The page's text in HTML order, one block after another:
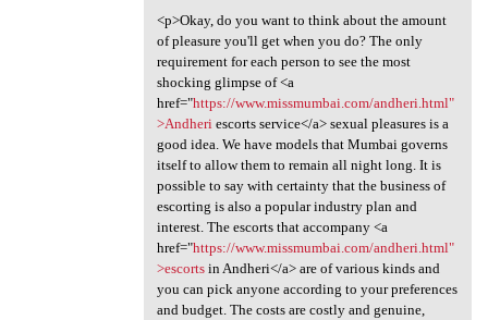
<p>Okay, do you want to think about the amount
of pleasure you'll get when you do? The only
requirement for each person to see the most
shocking glimpse of <a
href="https://www.missmumbai.com/andheri.html"
>Andheri escorts service</a> sexual pleasures is a
good idea. We have models that Mumbai governs
itself to allow them to remain all night long. It is
possible to say with certainty that the business of
escorting is also a popular industry plan and
interest. The escorts that accompany <a
href="https://www.missmumbai.com/andheri.html"
>escortsin Andheri</a> are of various kinds and
you can pick anyone according to your preferences
and budget. The costs are costly and genuine,